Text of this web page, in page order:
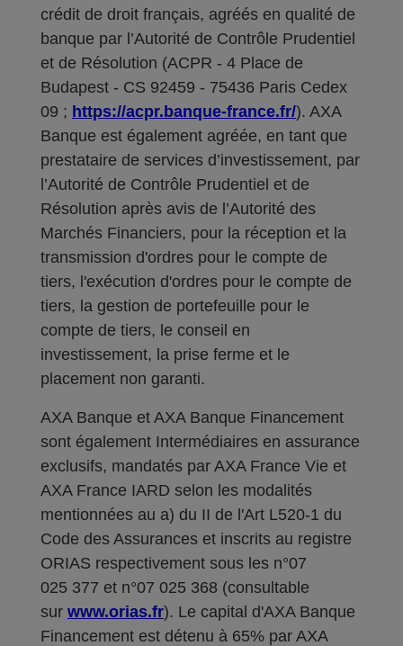
crédit de droit français, agréés en qualité de
banque par l’Autorité de Contrôle Prudentiel
et de Résolution (ACPR - 4 Place de
Budapest - CS 92459 - 75436 Paris Cedex
09 ; https://acpr.banque-france.fr/). AXA
Banque est également agréée, en tant que
prestataire de services d’investissement, par
l’Autorité de Contrôle Prudentiel et de
Résolution après avis de l’Autorité des
Marchés Financiers, pour la réception et la
transmission d'ordres pour le compte de
tiers, l'exécution d'ordres pour le compte de
tiers, la gestion de portefeuille pour le
compte de tiers, le conseil en
investissement, la prise ferme et le
placement non garanti.
AXA Banque et AXA Banque Financement
sont également Intermédiaires en assurance
exclusifs, mandatés par AXA France Vie et
AXA France IARD selon les modalités
mentionnées au a) du II de l'Art L520-1 du
Code des Assurances et inscrits au registre
ORIAS respectivement sous les n°07
025 377 et n°07 025 368 (consultable
sur www.orias.fr). Le capital d'AXA Banque
Financement est détenu à 65% par AXA